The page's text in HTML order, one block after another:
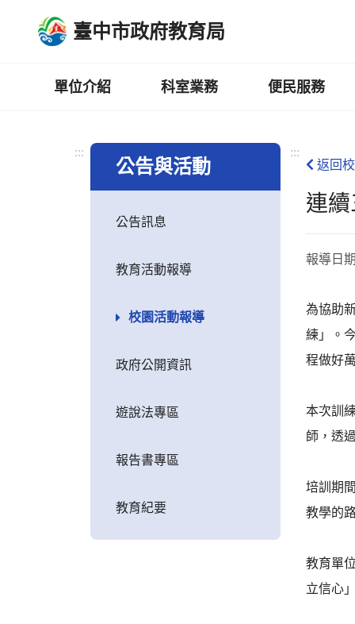
臺中市政府教育局
單位介紹 科室業務 便民服務
:::
公告與活動
公告訊息
教育活動報導
校園活動報導
政府公開資訊
遊說法專區
報告書專區
教育紀要
:::
返回
連
報導日
為協助
練」。
程做好
本次訓
師，透
培訓期
教學的
教育單
立信心